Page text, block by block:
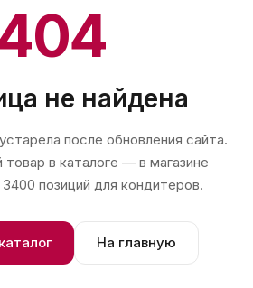
не найдена
после обновления сайта.
в каталоге — в магазине
позиций для кондитеров.
На главную